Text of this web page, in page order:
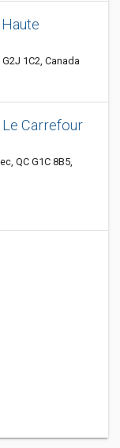
1C2, Canada
Carrefour
QC G1C 8B5,